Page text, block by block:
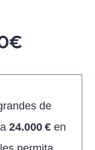
de
24.000 €en